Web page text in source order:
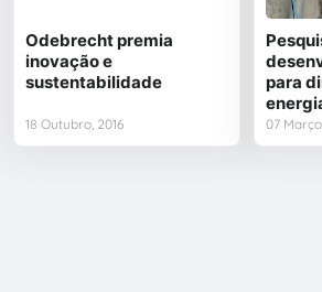
Odebrecht premia
inovação e
sustentabilidade
18 Outubro, 2016
para
07